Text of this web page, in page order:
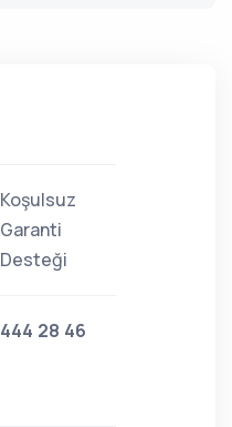
Koşulsuz
Garanti
Desteği
444 28 46